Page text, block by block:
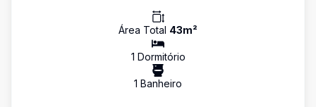
Área Total 43m²
1 Dormitório
1 Banheiro